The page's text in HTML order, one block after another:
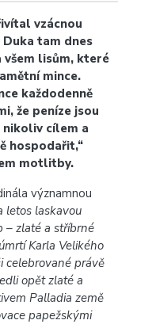
vzácnou
tam dnes
všem lisům, které
mince.
každodenně
že peníze jsou
cílem a
hospodařit,“
motlitby.
významnou
letos laskavou
– zlaté a stříbrné
Karla Velikého
celebrované právě
opět zlaté a
Palladia země
papežskými